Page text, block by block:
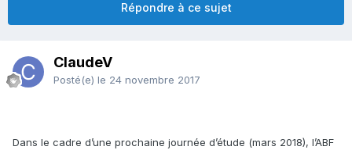
Répondre à ce sujet
ClaudeV
Posté(e) le 24 novembre 2017
Dans le cadre d’une prochaine journée d’étude (mars 2018), l’ABF